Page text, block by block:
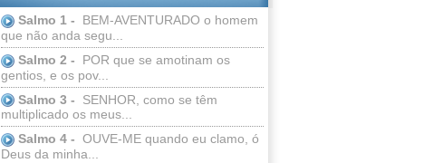
Salmo 1 -
BEM-AVENTURADO o homem
que não anda segu...
Salmo 2 -
POR que se amotinam os
gentios, e os pov...
Salmo 3 -
SENHOR, como se têm
multiplicado os meus...
Salmo 4 - OUVE-ME quando eu clamo, ó
Deus da minha...